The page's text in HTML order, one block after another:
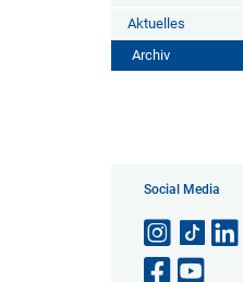
Aktuelles
Archiv
Social Media